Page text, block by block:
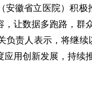
安徽省立医院）积
让数据多跑路，群
负责人表示，将继
用创新发展，持续